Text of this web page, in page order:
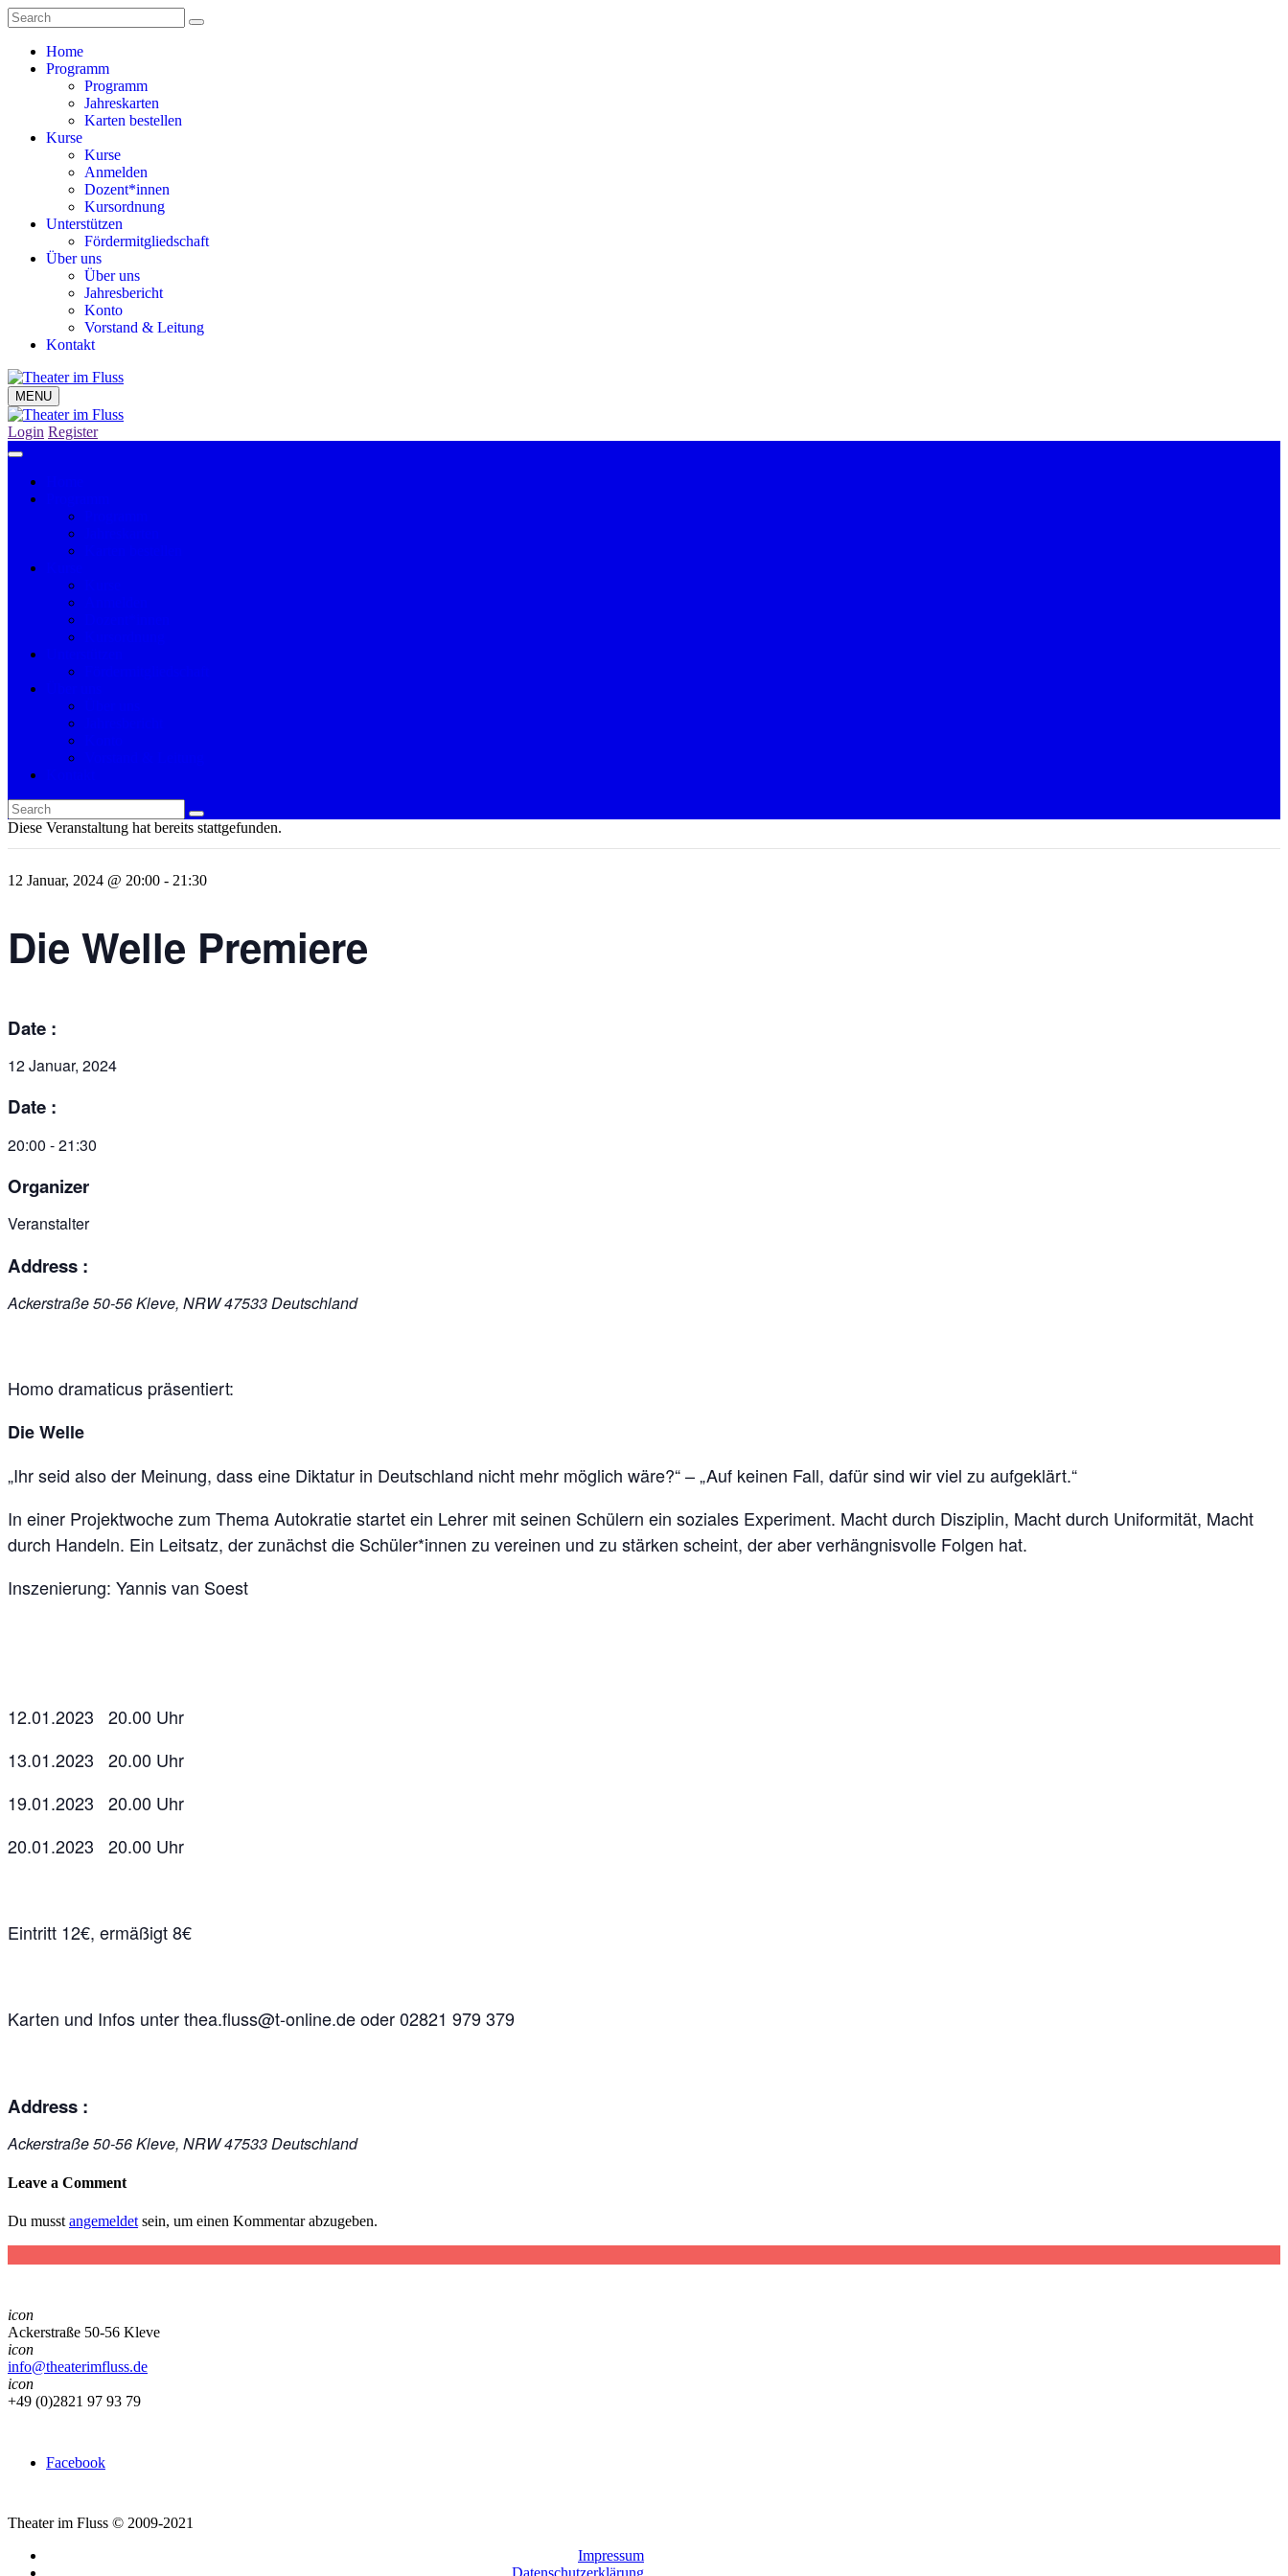
Home
Programm
Programm
Jahreskarten
Karten bestellen
Kurse
Kurse
Anmelden
Dozent*innen
Kursordnung
Unterstützen
Fördermitgliedschaft
Über uns
Über uns
Jahresbericht
Konto
Vorstand & Leitung
Kontakt
MENU
Login Register
Diese Veranstaltung hat bereits stattgefunden.
12 Januar, 2024 @ 20:00 - 21:30
Die Welle Premiere
Date :
12 Januar, 2024
Date :
20:00 - 21:30
Organizer
Veranstalter
Address :
Ackerstraße 50-56Kleve, NRW47533Deutschland
Homo dramaticus präsentiert:
Die Welle
„Ihr seid also der Meinung, dass eine Diktatur in Deutschland nicht mehr möglich wäre?“ – „Auf keinen Fall, dafür sind wir viel zu aufgeklärt.“
In einer Projektwoche zum Thema Autokratie startet ein Lehrer mit seinen Schülern ein soziales Experiment. Macht durch Disziplin, Macht durch Uniformität, Macht
durch Handeln. Ein Leitsatz, der zunächst die Schüler*innen zu vereinen und zu stärken scheint, der aber verhängnisvolle Folgen hat.
Inszenierung: Yannis van Soest
12.01.2023 20.00 Uhr
13.01.2023 20.00 Uhr
19.01.2023 20.00 Uhr
20.01.2023 20.00 Uhr
Eintritt 12€, ermäßigt 8€
Karten und Infos unter thea.fluss@t-online.de oder 02821 979 379
Address :
Ackerstraße 50-56Kleve, NRW47533Deutschland
Leave a Comment
Du musst angemeldet sein, um einen Kommentar abzugeben.
icon
Ackerstraße 50-56 Kleve
icon
info@theaterimfluss.de
icon
+49 (0)2821 97 93 79
Facebook
Theater im Fluss © 2009-2021
Impressum
Datenschutzerklärung